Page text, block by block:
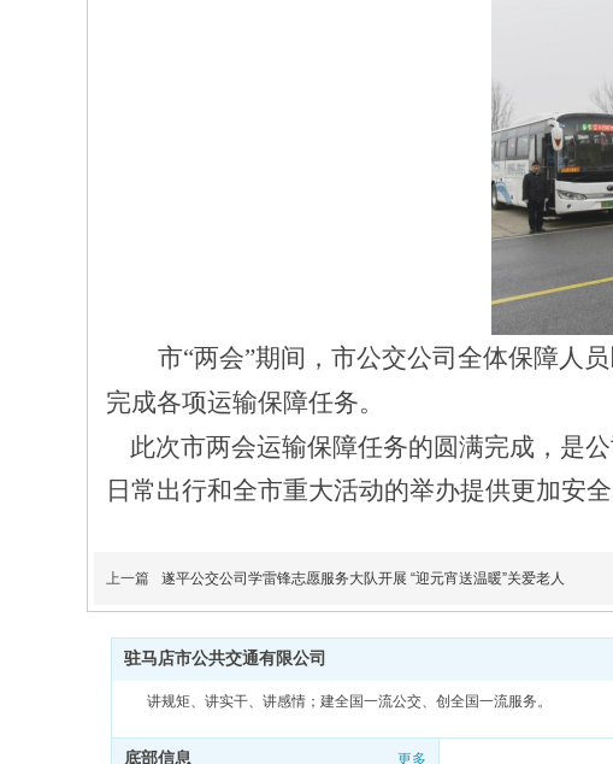
市“两会”期间，市公交公司全体保障人
完成各项运输保障任务。
此次市两会运输保障任务的圆满完成，是
日常出行和全市重大活动的举办提供更加安
上一篇 遂平公交公司学雷锋志愿服务大队开展 “迎元宵送温暖”关爱老人
驻马店市公共交通有限公司
讲规矩、讲实干、讲感情；建全国一流公交、创全国一流服务。
底部信息 更多